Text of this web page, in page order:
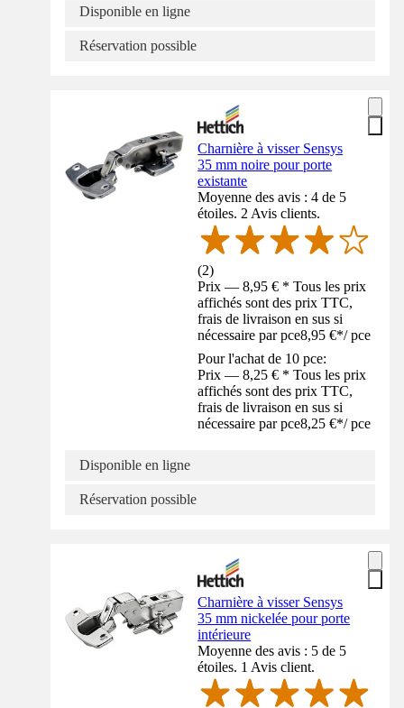
Disponible en ligne
Réservation possible
Charnière à visser Sensys
35 mm noire pour porte
existante
Moyenne des avis : 4 de 5
étoiles. 2 Avis clients.
(2)
Prix — 8,95 € * Tous les prix
affichés sont des prix TTC,
frais de livraison en sus si
nécessaire par pce8,95 €*/ pce
Pour l'achat de 10 pce:
Prix — 8,25 € * Tous les prix
affichés sont des prix TTC,
frais de livraison en sus si
nécessaire par pce8,25 €*/ pce
Disponible en ligne
Réservation possible
Charnière à visser Sensys
35 mm nickelée pour porte
intérieure
Moyenne des avis : 5 de 5
étoiles. 1 Avis client.